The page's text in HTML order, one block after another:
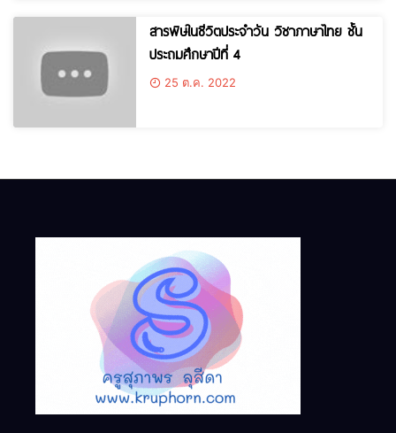
สารพิษในชีวิตประจำวัน วิชาภาษาไทย ชั้น
ประถมศึกษาปีที่ 4
25 ต.ค. 2022